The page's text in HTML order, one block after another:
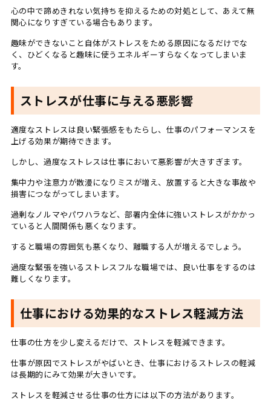
心の中で諦めきれない気持ちを抑えるための対処として、あえて無
関心になりすぎている場合もあります。
趣味ができないこと自体がストレスをためる原因になるだけでな
く、ひどくなると趣味に使うエネルギーすらなくなってしまいま
す。
ストレスが仕事に与える悪影響
適度なストレスは良い緊張感をもたらし、仕事のパフォーマンスを
上げる効果が期待できます。
しかし、過度なストレスは仕事において悪影響が大きすぎます。
集中力や注意力が散漫になりミスが増え、放置すると大きな事故や
損害につながってしまいます。
過剰なノルマやパワハラなど、部署内全体に強いストレスがかかっ
ていると人間関係も悪くなります。
すると職場の雰囲気も悪くなり、離職する人が増えるでしょう。
過度な緊張を強いるストレスフルな職場では、良い仕事をするのは
難しくなります。
仕事における効果的なストレス軽減方法
仕事の仕方を少し変えるだけで、ストレスを軽減できます。
仕事が原因でストレスがやばいとき、仕事におけるストレスの軽減
は長期的にみて効果が大きいです。
ストレスを軽減させる仕事の仕方には以下の方法があります。